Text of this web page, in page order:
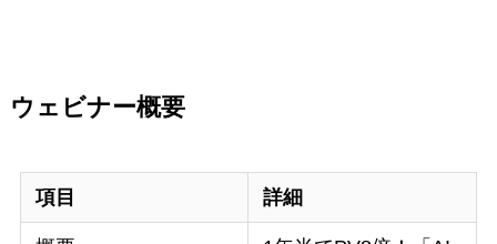
ウェビナー概要
項目 詳細